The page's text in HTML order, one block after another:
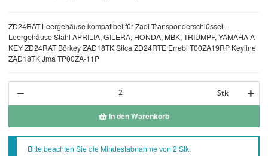
ZD24RAT Leergehäuse kompatibel für Zadi Transponderschlüssel -
Leergehäuse Stahl APRILIA, GILERA, HONDA, MBK, TRIUMPF, YAMAHA A
KEY ZD24RAT Börkey ZAD18TK Silca ZD24RTE Errebi T00ZA19RP Keyline
ZAD18TK Jma TP00ZA-11P
Stk
In den Warenkorb
xBitte beachten Sie die Mindestabnahme von 2 Stk.